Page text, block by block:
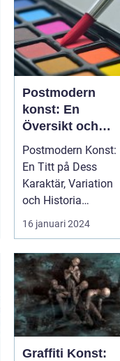
Postmodern
konst: En
Översikt och
Presentation
Postmodern Konst:
En Titt på Dess
Karaktär, Variation
och Historia
Inledning:
Postmodern konst
är e...
16 januari 2024
Graffiti Konst: